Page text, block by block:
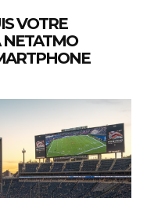
VOTRE
NETATMO